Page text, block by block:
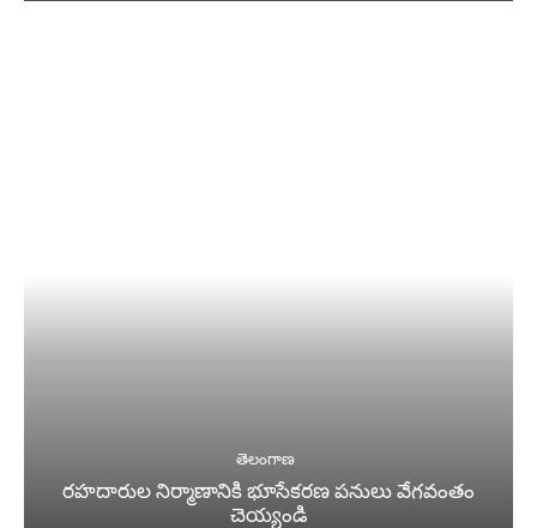
తెలంగాణ
రహదారుల నిర్మాణానికి భూసేకరణ పనులు వేగవంతం
చెయ్యండి